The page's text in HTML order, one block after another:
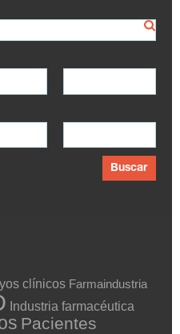
Buscar
clínicos Farmaindustria
Industria farmacéutica
Pacientes